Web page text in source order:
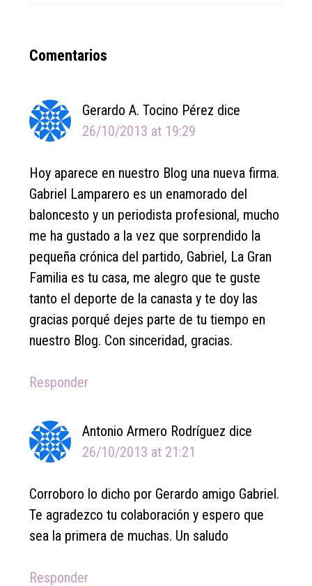
Reader
Comentarios
Gerardo A. Tocino Pérez dice
26/10/2013 at 19:29
Hoy aparece en nuestro Blog una nueva firma.
Gabriel Lamparero es un enamorado del
baloncesto y un periodista profesional, mucho
me ha gustado a la vez que sorprendido la
pequeña crónica del partido, Gabriel, La Gran
Familia es tu casa, me alegro que te guste
tanto el deporte de la canasta y te doy las
gracias porqué dejes parte de tu tiempo en
nuestro Blog. Con sinceridad, gracias.
Responder
Antonio Armero Rodríguez dice
26/10/2013 at 21:21
Corroboro lo dicho por Gerardo amigo Gabriel.
Te agradezco tu colaboración y espero que
sea la primera de muchas. Un saludo
Responder